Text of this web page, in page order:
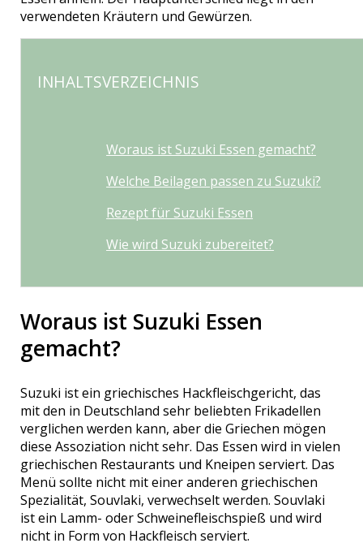
verwendeten Kräutern und Gewürzen.
INHALTSVERZEICHNIS
Woraus ist Suzuki Essen gemacht?
Welche Beilagen passen zu Suzuki?
Rezept für Suzuki Essen
Wie wird Suzuki zubereitet?
Woraus ist Suzuki Essen
gemacht?
Suzuki ist ein griechisches Hackfleischgericht, das
mit den in Deutschland sehr beliebten Frikadellen
verglichen werden kann, aber die Griechen mögen
diese Assoziation nicht sehr. Das Essen wird in vielen
griechischen Restaurants und Kneipen serviert. Das
Menü sollte nicht mit einer anderen griechischen
Spezialität, Souvlaki, verwechselt werden. Souvlaki
ist ein Lamm- oder Schweinefleischspieß und wird
nicht in Form von Hackfleisch serviert.